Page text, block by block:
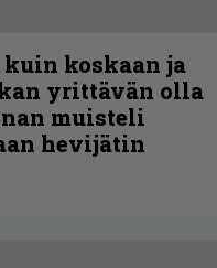
koskaan ja
yrittävän olla
muisteli
hevijätin